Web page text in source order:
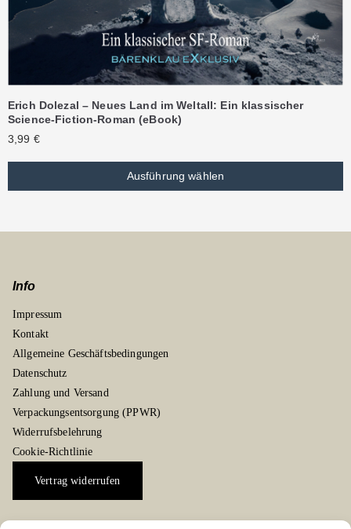
Erich Dolezal – Neues Land im Weltall: Ein klassischer
Science-Fiction-Roman (eBook)
3,99 €
Ausführung wählen
Info
Impressum
Kontakt
Allgemeine Geschäftsbedingungen
Datenschutz
Zahlung und Versand
Verpackungsentsorgung (PPWR)
Widerrufsbelehrung
Cookie-Richtlinie
Vertrag widerrufen